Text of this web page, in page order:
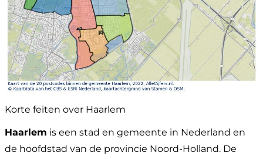
Korte feiten over Haarlem
Haarlem is een stad en gemeente in Nederland en
de hoofdstad van de provincie Noord-Holland. De